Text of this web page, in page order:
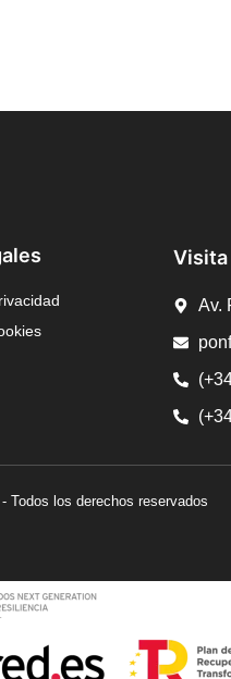
Av.
Todos los derechos reservados